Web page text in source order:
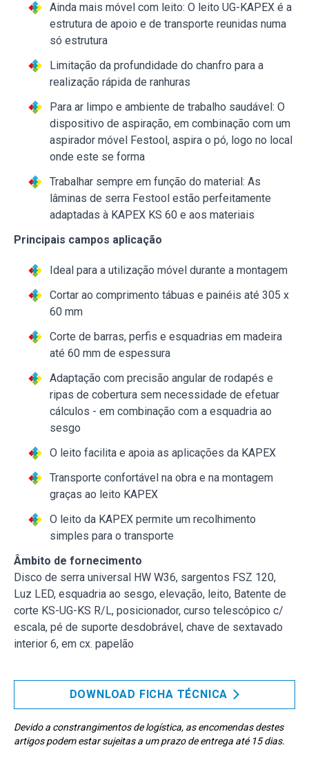
Ainda mais móvel com leito: O leito UG-KAPEX é a
estrutura de apoio e de transporte reunidas numa
só estrutura
Limitação da profundidade do chanfro para a
realização rápida de ranhuras
Para ar limpo e ambiente de trabalho saudável: O
dispositivo de aspiração, em combinação com um
aspirador móvel Festool, aspira o pó, logo no local
onde este se forma
Trabalhar sempre em função do material: As
lâminas de serra Festool estão perfeitamente
adaptadas à KAPEX KS 60 e aos materiais
Principais campos aplicação
Ideal para a utilização móvel durante a montagem
Cortar ao comprimento tábuas e painéis até 305 x
60 mm
Corte de barras, perfis e esquadrias em madeira
até 60 mm de espessura
Adaptação com precisão angular de rodapés e
ripas de cobertura sem necessidade de efetuar
cálculos - em combinação com a esquadria ao
sesgo
O leito facilita e apoia as aplicações da KAPEX
Transporte confortável na obra e na montagem
graças ao leito KAPEX
O leito da KAPEX permite um recolhimento
simples para o transporte
Âmbito de fornecimento
Disco de serra universal HW W36, sargentos FSZ 120,
Luz LED, esquadria ao sesgo, elevação, leito, Batente de
corte KS-UG-KS R/L, posicionador, curso telescópico c/
escala, pé de suporte desdobrável, chave de sextavado
interior 6, em cx. papelão
DOWNLOAD FICHA TÉCNICA
Devido a constrangimentos de logística, as encomendas destes
artigos podem estar sujeitas a um prazo de entrega até 15 dias.